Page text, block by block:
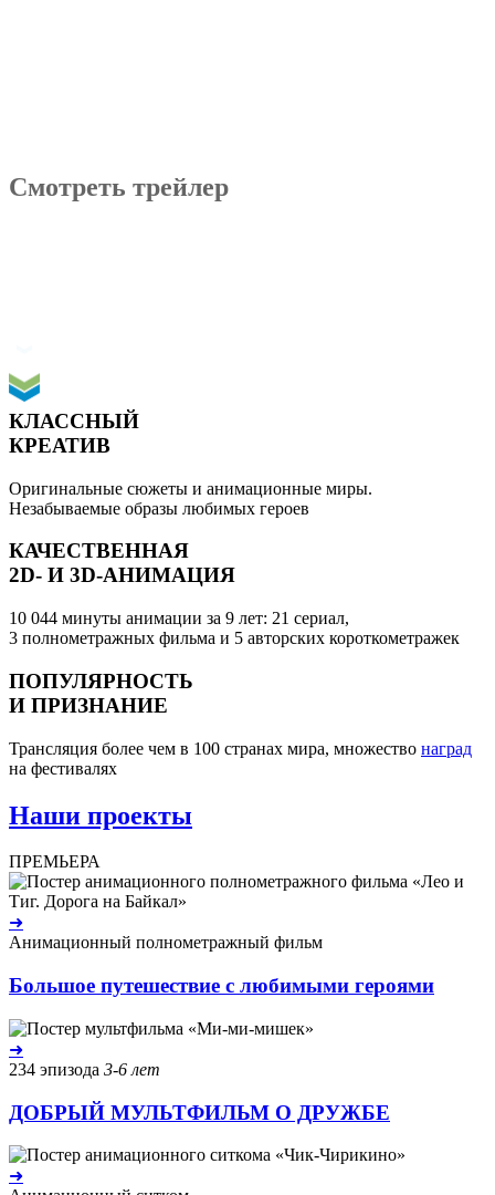
Смотреть трейлер
КЛАССНЫЙ
КРЕАТИВ
Оригинальные сюжеты и анимационные миры.
Незабываемые образы любимых героев
КАЧЕСТВЕННАЯ
2D- И 3D-АНИМАЦИЯ
10 044 минуты анимации за 9 лет: 21 сериал,
3 полнометражных фильма и 5 авторских короткометражек
ПОПУЛЯРНОСТЬ
И ПРИЗНАНИЕ
Трансляция более чем в 100 странах мира, множество наград
на фестивалях
Наши проекты
ПРЕМЬЕРА
➜
Анимационный полнометражный фильм
Большое путешествие с любимыми героями
➜
234 эпизода 3-6 лет
ДОБРЫЙ МУЛЬТФИЛЬМ О ДРУЖБЕ
➜